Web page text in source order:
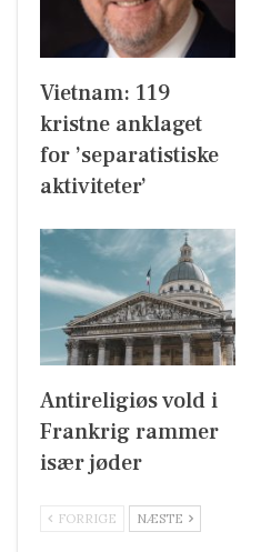
Vietnam: 119
kristne anklaget
for ’separatistiske
aktiviteter’
Antireligiøs vold i
Frankrig rammer
især jøder
FORRIGE NÆSTE